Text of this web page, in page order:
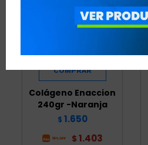
Colágeno Enaccion
240gr -Naranja
$ 1.650
$ 1.403